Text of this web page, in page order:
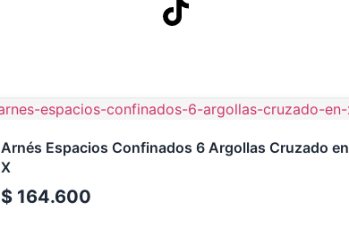
Arnés Espacios Confinados 6 Argollas Cruzado en
X
$ 164.600